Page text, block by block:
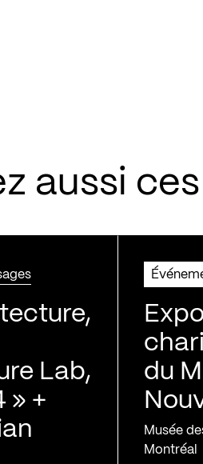
aussi
Lab,
» +
du
Musée
Montréal